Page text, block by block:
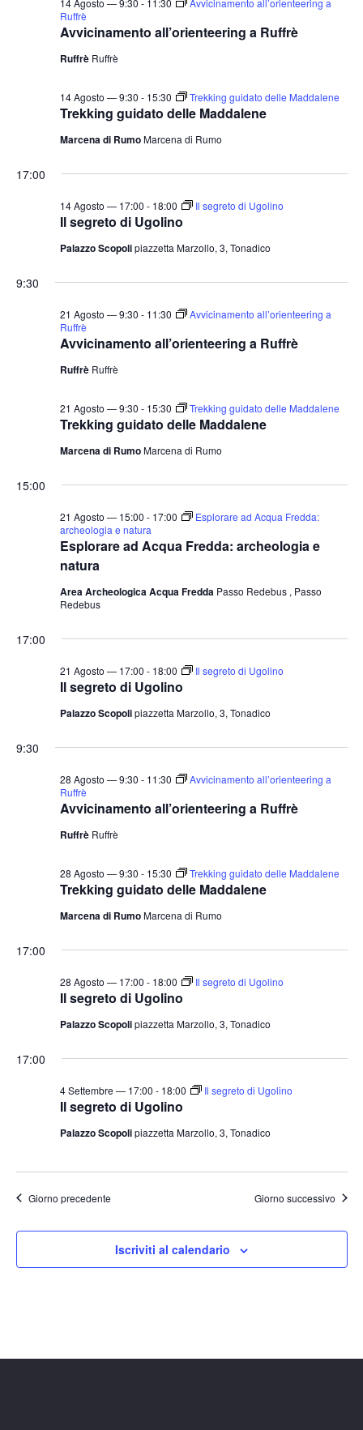
Avvicinamento all’orienteering a Ruffrè
Ruffrè
Ruffrè Ruffrè
Trekking guidato delle Maddalene
14 Agosto — 9:30 - 15:30 Trekking guidato delle Maddalene
Marcena di RumoMarcena di Rumo
17:00
Il segreto di Ugolino
14 Agosto — 17:00 - 18:00 Il segreto di Ugolino
Palazzo Scopolipiazzetta Marzollo, 3, Tonadico
9:30
Avvicinamento all’orienteering a Ruffrè
21 Agosto — 9:30 - 11:30
Avvicinamento all’orienteering a
Ruffrè
Ruffrè Ruffrè
Trekking guidato delle Maddalene
21 Agosto — 9:30 - 15:30 Trekking guidato delle Maddalene
Marcena di RumoMarcena di Rumo
15:00
Esplorare ad Acqua Fredda: archeologia e
natura
21 Agosto — 15:00 - 17:00
Esplorare ad Acqua Fredda:
archeologia e natura
Area Archeologica Acqua Fredda Passo Redebus , Passo
Redebus
17:00
Il segreto di Ugolino
21 Agosto — 17:00 - 18:00 Il segreto di Ugolino
Palazzo Scopolipiazzetta Marzollo, 3, Tonadico
9:30
Avvicinamento all’orienteering a Ruffrè
28 Agosto — 9:30 - 11:30
Avvicinamento all’orienteering a
Ruffrè
Ruffrè Ruffrè
Trekking guidato delle Maddalene
28 Agosto — 9:30 - 15:30 Trekking guidato delle Maddalene
Marcena di RumoMarcena di Rumo
17:00
Il segreto di Ugolino
28 Agosto — 17:00 - 18:00 Il segreto di Ugolino
Palazzo Scopolipiazzetta Marzollo, 3, Tonadico
17:00
Il segreto di Ugolino
4 Settembre — 17:00 - 18:00 Il segreto di Ugolino
Palazzo Scopolipiazzetta Marzollo, 3, Tonadico
Giorno precedente Giorno successivo
Iscriviti al calendario